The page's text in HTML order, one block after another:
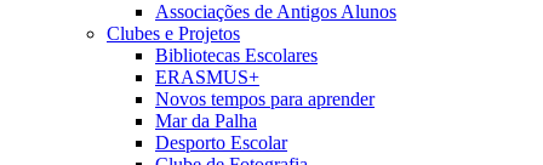
Associações de Antigos Alunos
Clubes e Projetos
Bibliotecas Escolares
ERASMUS+
Novos tempos para aprender
Mar da Palha
Desporto Escolar